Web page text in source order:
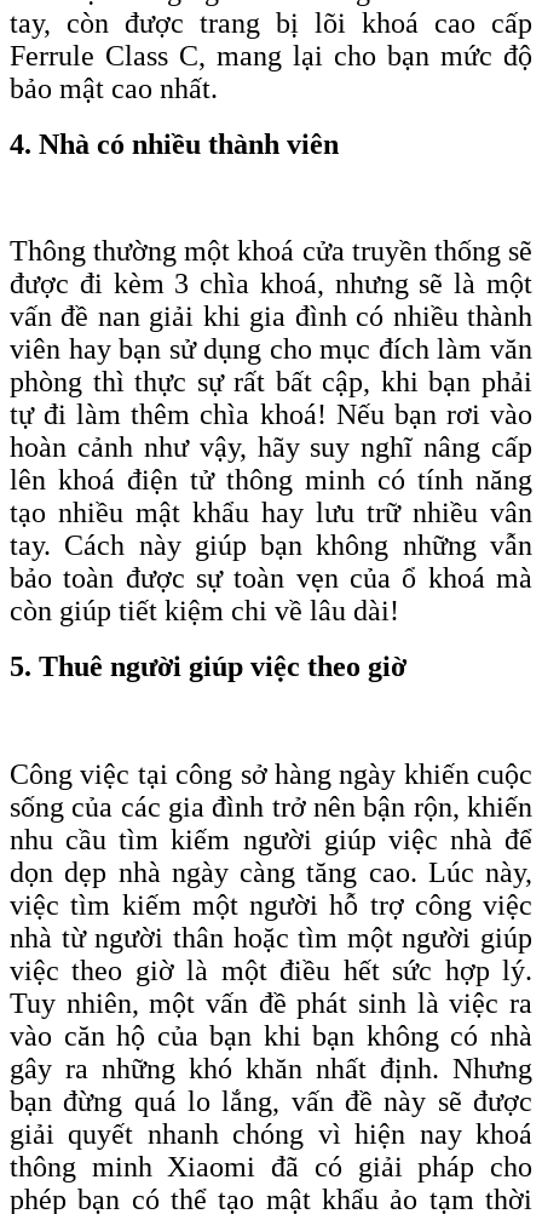
tay, còn được trang bị lõi khoá cao cấp
Ferrule Class C, mang lại cho bạn mức độ
bảo mật cao nhất.
4. Nhà có nhiều thành viên
Thông thường một khoá cửa truyền thống sẽ
được đi kèm 3 chìa khoá, nhưng sẽ là một
vấn đề nan giải khi gia đình có nhiều thành
viên hay bạn sử dụng cho mục đích làm văn
phòng thì thực sự rất bất cập, khi bạn phải
tự đi làm thêm chìa khoá! Nếu bạn rơi vào
hoàn cảnh như vậy, hãy suy nghĩ nâng cấp
lên khoá điện tử thông minh có tính năng
tạo nhiều mật khẩu hay lưu trữ nhiều vân
tay. Cách này giúp bạn không những vẫn
bảo toàn được sự toàn vẹn của ổ khoá mà
còn giúp tiết kiệm chi về lâu dài!
5. Thuê người giúp việc theo giờ
Công việc tại công sở hàng ngày khiến cuộc
sống của các gia đình trở nên bận rộn, khiến
nhu cầu tìm kiếm người giúp việc nhà để
dọn dẹp nhà ngày càng tăng cao. Lúc này,
việc tìm kiếm một người hỗ trợ công việc
nhà từ người thân hoặc tìm một người giúp
việc theo giờ là một điều hết sức hợp lý.
Tuy nhiên, một vấn đề phát sinh là việc ra
vào căn hộ của bạn khi bạn không có nhà
gây ra những khó khăn nhất định. Nhưng
bạn đừng quá lo lắng, vấn đề này sẽ được
giải quyết nhanh chóng vì hiện nay khoá
thông minh Xiaomi đã có giải pháp cho
phép bạn có thể tạo mật khẩu ảo tạm thời